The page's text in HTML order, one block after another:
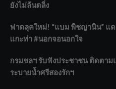
ยังไม่ล้นตลิ่ง
ฟาดลุคใหม่! “แบม พิชญานิน” แ
แกะท่า #นอกจอนอกใจ
กรมชลฯ รับฟังประชาชน ติดตา
ระบายน้ำศรีสองรักฯ